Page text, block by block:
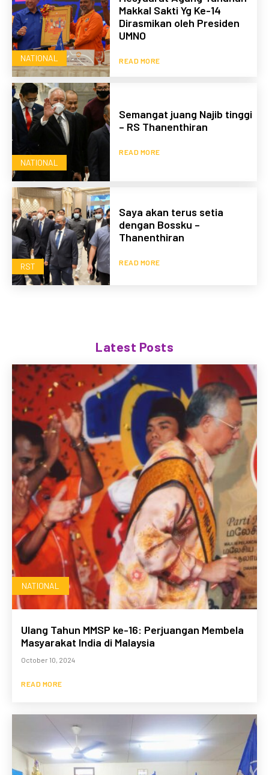
NATIONAL
Makkal Sakti Yg Ke-14
Dirasmikan oleh Presiden
UMNO
READ MORE
NATIONAL
Semangat juang Najib tinggi
– RS Thanenthiran
READ MORE
RST
Saya akan terus setia
dengan Bossku –
Thanenthiran
READ MORE
Latest Posts
NATIONAL
Ulang Tahun MMSP ke-16: Perjuangan Membela
Masyarakat India di Malaysia
October 10, 2024
READ MORE